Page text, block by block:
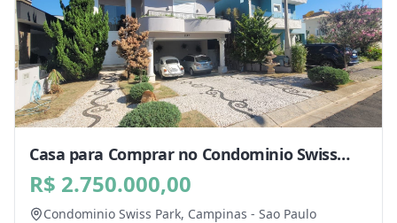
Casa para Comprar no Condominio Swiss
Park, Campinas - SP
R$ 2.750.000,00
Condominio Swiss Park, Campinas - Sao Paulo